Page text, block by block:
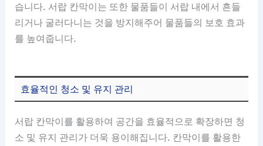
습니다. 서랍 칸막이는 또한 물품들이 서랍 내에서 흔들
리거나 굴러다니는 것을 방지해주어 물품들의 보호 효과
를 높여줍니다.
효율적인 청소 및 유지 관리
서랍 칸막이를 활용하여 공간을 효율적으로 확장하면 청
소 및 유지 관리가 더욱 용이해집니다. 칸막이를 활용한